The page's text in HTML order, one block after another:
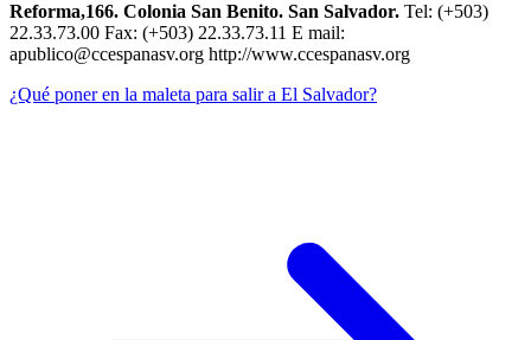
Reforma,166. Colonia San Benito. San Salvador. Tel: (+503)
22.33.73.00 Fax: (+503) 22.33.73.11 E mail:
apublico@ccespanasv.org http://www.ccespanasv.org
¿Qué poner en la maleta para salir a El Salvador?